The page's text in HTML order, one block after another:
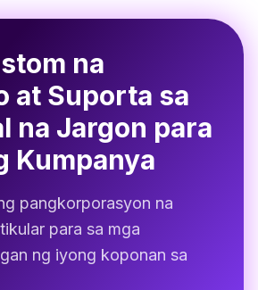
na
at Suporta sa
na Jargon para
Kumpanya
pangkorporasyon na
para sa mga
ng iyong koponan sa